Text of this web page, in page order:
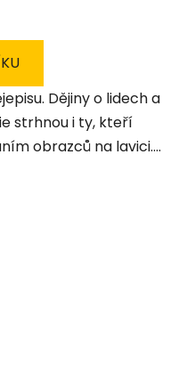
Dějiny o lidech a
strhnou i ty, kteří
obrazců na lavici....